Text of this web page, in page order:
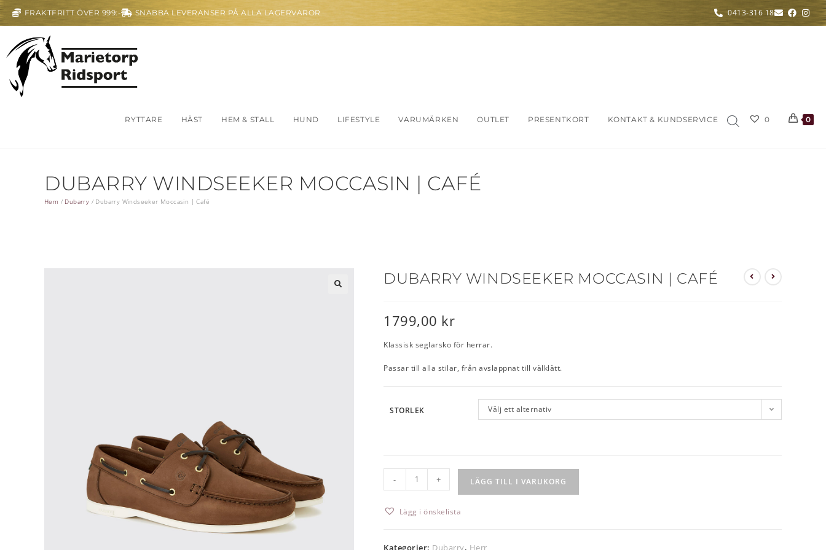
FRAKTFRITT ÖVER 999:- SNABBA LEVERANSER PÅ ALLA LAGERVAROR 0413-316 18
RYTTARE HÄST HEM & STALL HUND LIFESTYLE VARUMÄRKEN OUTLET PRESENTKORT KONTAKT & KUNDSERVICE 0 0
DUBARRY WINDSEEKER MOCCASIN | CAFÉ
Hem / Dubarry / Dubarry Windseeker Moccasin | Café
DUBARRY WINDSEEKER MOCCASIN | CAFÉ
1799,00 kr
Klassisk seglarsko för herrar.
Passar till alla stilar, från avslappnat till välklätt.
STORLEK Välj ett alternativ
- + LÄGG TILL I VARUKORG
Lägg i önskelista
Kategorier: Dubarry, Herr